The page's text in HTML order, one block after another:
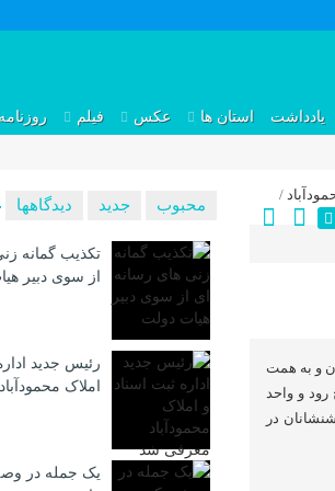
یادداشت استان ها عکس فیلم
/
و به همت
و واحد
در
محبوب جدید دیدگاهها
تکذیب گمانه
از سوی دبیر
رئیس جدید
املاک
یک جمله در